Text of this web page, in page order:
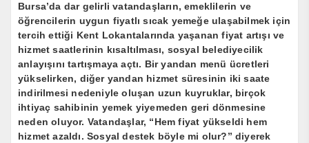
Bursa’da dar gelirli vatandaşların, emeklilerin ve
öğrencilerin uygun fiyatlı sıcak yemeğe ulaşabilmek için
tercih ettiği Kent Lokantalarında yaşanan fiyat artışı ve
hizmet saatlerinin kısaltılması, sosyal belediyecilik
anlayışını tartışmaya açtı. Bir yandan menü ücretleri
yükselirken, diğer yandan hizmet süresinin iki saate
indirilmesi nedeniyle oluşan uzun kuyruklar, birçok
ihtiyaç sahibinin yemek yiyemeden geri dönmesine
neden oluyor. Vatandaşlar, “Hem fiyat yükseldi hem
hizmet azaldı. Sosyal destek böyle mi olur?” diyerek